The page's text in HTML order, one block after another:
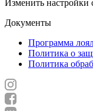
Изменить настройки
Документы
Программа
Политика о
Политика